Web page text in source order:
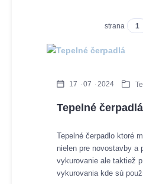
strana
Tepelné
17 07 2024
Tepelné čerpadlo ktoré
nielen pre novostavby a
vykurovanie ale taktiež
vykurovania kde sú